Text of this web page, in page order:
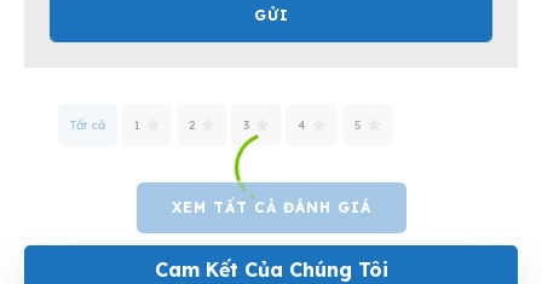
GỬI
Tất cả 1 2 3 4 5
XEM TẤT CẢ ĐÁNH GIÁ
Cam Kết Của Chúng Tôi